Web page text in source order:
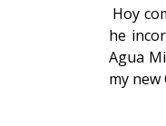
Hoy
he
Agua
my